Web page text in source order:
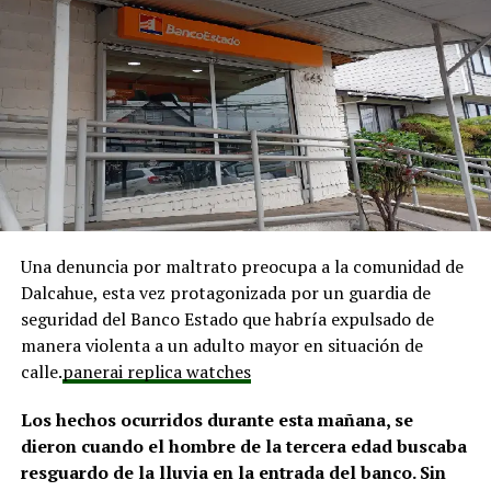
plata”. Respecto al PMB, indicó que sí existen fondos,
pero que se ha solicitado priorizar proyectos que estén
en línea con una disminución de los montos disponibles,
agregando que en su comuna tienen iniciativas
aprobadas que aún esperan financiamiento, como la
infraestructura del Club Deportivo Bernardo O’Higgins
y el cierre perimetral del Club Deportivo Aucar, obras
fundamentales para el desarrollo comunitario.
situación similar, señalando que en su comuna tienen
proyectos elegibles tanto en PMU como en PMB, pero
que hasta la fecha no han recibido respuesta clara sobre
si se entregarán los recursos.“Preocupa esta situación,
estos son proyectos que vienen trabajándose desde
financiamiento”,declaró.
En la comuna de Curaco de Vélez, la alcaldesa Javiera
Una denuncia por maltrato preocupa a la comunidad de
Dalcahue, esta vez protagonizada por un guardia de
seguridad del Banco Estado que habría expulsado de
manera violenta a un adulto mayor en situación de
calle.panerai replica watches
Los hechos ocurridos durante esta mañana, se
dieron cuando el hombre de la tercera edad buscaba
resguardo de la lluvia en la entrada del banco. Sin